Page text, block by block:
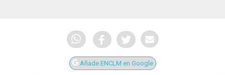
Añade ENCLM en Google